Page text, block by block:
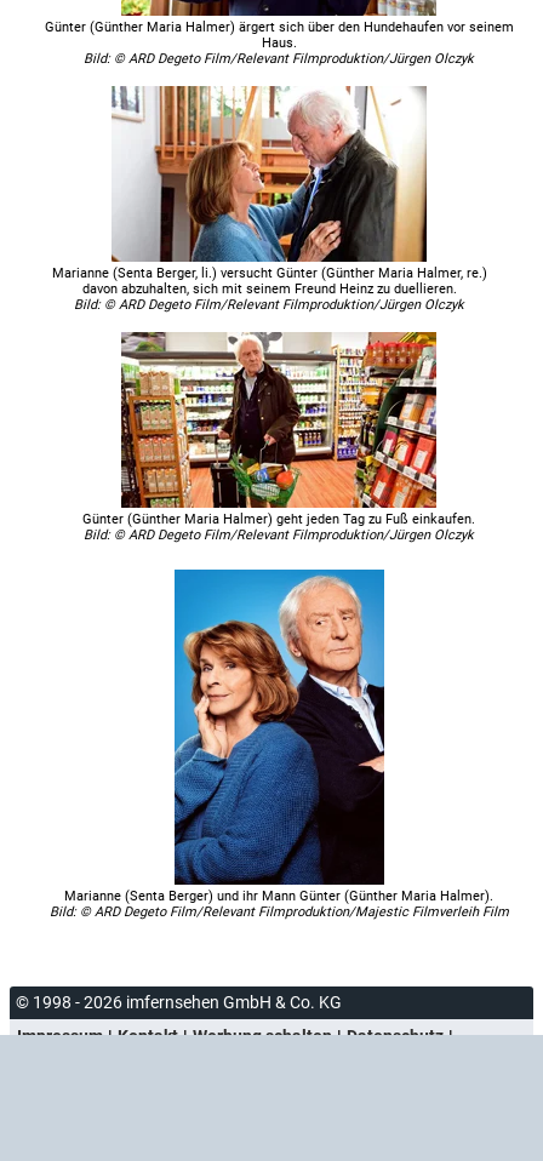
Günter (Günther Maria Halmer) ärgert sich über den Hundehaufen vor seinem
Haus.
Bild: © ARD Degeto Film/Relevant Filmproduktion/Jürgen Olczyk
Marianne (Senta Berger, li.) versucht Günter (Günther Maria Halmer, re.)
davon abzuhalten, sich mit seinem Freund Heinz zu duellieren.
Bild: © ARD Degeto Film/Relevant Filmproduktion/Jürgen Olczyk
Günter (Günther Maria Halmer) geht jeden Tag zu Fuß einkaufen.
Bild: © ARD Degeto Film/Relevant Filmproduktion/Jürgen Olczyk
Marianne (Senta Berger) und ihr Mann Günter (Günther Maria Halmer).
Bild: © ARD Degeto Film/Relevant Filmproduktion/Majestic Filmverleih Film
© 1998 - 2026 imfernsehen GmbH & Co. KG
Impressum
Kontakt Werbung schalten
Datenschutz